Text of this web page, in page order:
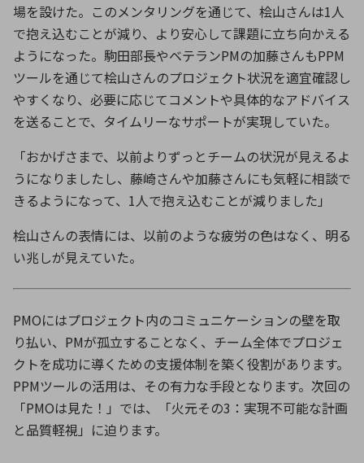
場を設けた。このメンタリングを通じて、桧山さんは1人
で抱え込むことが減り、より安心して課題に立ち向かえる
ようになった。駒田部長やベテランPMの加藤さんもPPM
ツールを通じて桧山さんのプロジェクト状況を適宜確認し
やすくなり、必要に応じてコメントや具体的なアドバイス
を送ることで、タイムリーなサポートが実現していた。
「おかげさまで、以前よりずっとチームの状況が見えるよ
うになりましたし、藤崎さんや加藤さんにも気軽に相談で
きるようになって、 1人で抱え込むことが減りました」
桧山さんの表情には、以前のような疲労の色はなく、明る
い兆しが見えていた。
PMOにはプロジェクト内のコミュニケーションの壁を取
り払い、PMが孤立することなく、チーム全体でプロジェ
クトを成功に導くための支援体制を築く役割があります。
PPMツールの活用は、その有力な手段となります。次回の
「PMOは見た！」では、「火元その3：実現不可能な計画
と品質軽視」に迫ります。